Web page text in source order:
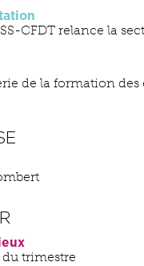
CFDT relance la
de la formation des
du trimestre